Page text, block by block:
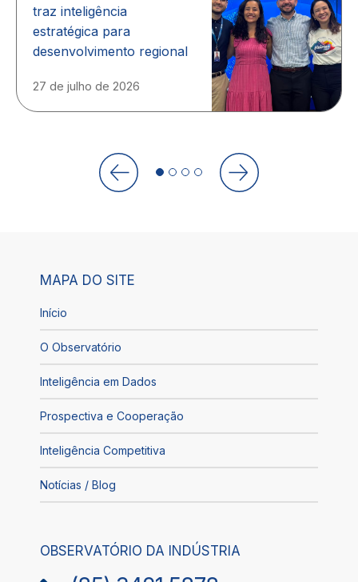
traz inteligência
estratégica para
desenvolvimento regional
27 de julho de 2026
MAPA DO SITE
Início
O Observatório
Inteligência em Dados
Prospectiva e Cooperação
Inteligência Competitiva
Notícias / Blog
OBSERVATÓRIO DA INDÚSTRIA